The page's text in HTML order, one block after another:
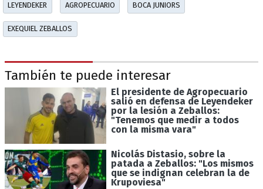
LEYENDEKER AGROPECUARIO BOCA JUNIORS
EXEQUIEL ZEBALLOS
También te puede interesar
El presidente de Agropecuario
salió en defensa de Leyendeker
por la lesión a Zeballos:
"Tenemos que medir a todos
con la misma vara"
Nicolás Distasio, sobre la
patada a Zeballos: "Los mismos
que se indignan celebran la de
Krupoviesa"